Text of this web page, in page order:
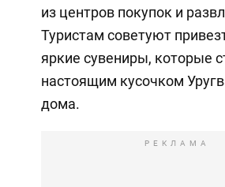
из центров покупок и
Туристам советуют
яркие сувениры, которые
настоящим кусочком
дома.
РЕКЛАМА